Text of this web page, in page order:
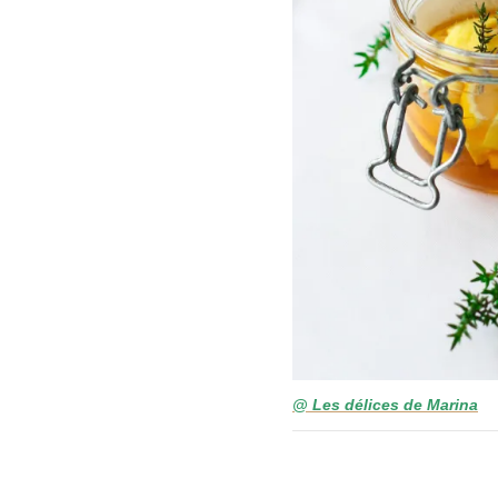
@ Les délices de Marina